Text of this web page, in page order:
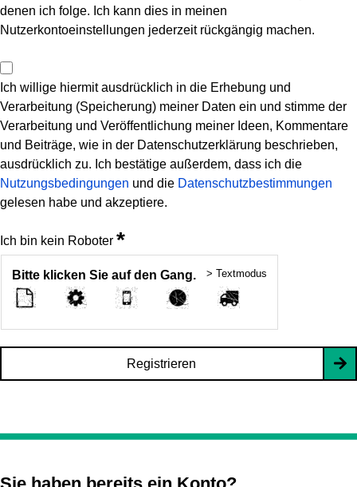
denen ich folge. Ich kann dies in meinen
Nutzerkontoeinstellungen jederzeit rückgängig machen.
Ich willige hiermit ausdrücklich in die Erhebung und
Verarbeitung (Speicherung) meiner Daten ein und stimme der
Verarbeitung und Veröffentlichung meiner Ideen, Kommentare
und Beiträge, wie in der Datenschutzerklärung beschrieben,
ausdrücklich zu. Ich bestätige außerdem, dass ich die
Nutzungsbedingungen und die Datenschutzbestimmungen
gelesen habe und akzeptiere.
Ich bin kein Roboter *
Bitte klicken Sie auf den Gang. > Textmodus
Registrieren